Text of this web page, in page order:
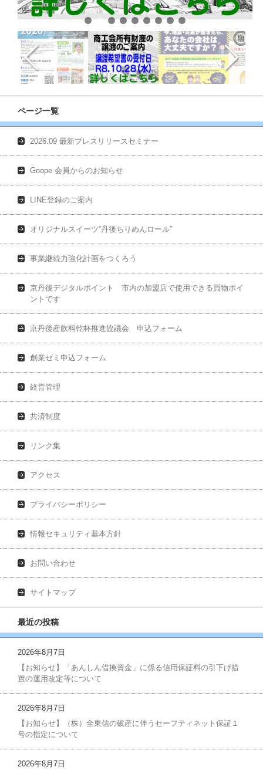
ページ一覧
2026.09 最新プレスリリースセミナー
Goope 会員からのお知らせ
LINE登録のご案内
オリジナルスイーツ”丹後ちりめんロール”
事業継続力強化計画をつくろう
京丹後デジタルポイント 市内の加盟店で使用できる買物ポイ
ントです
京丹後産飲料乾杯推進協議会 申込フォーム
創業ゼミ申込フォーム
経営管理
共済制度
リンク集
アクセス
プライバシーポリシー
情報セキュリティ基本方針
お問い合わせ
サイトマップ
最近の投稿
2026年8月7日
【お知らせ】「あんしん借換資金」に係る信用保証料の引下げ措
置の運用改定等について
2026年8月7日
【お知らせ】（株）全東信の破産に伴うセーフティネット保証１
号の指定について
2026年8月7日